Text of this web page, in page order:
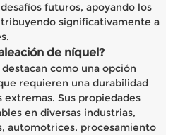
futuros, apoyando los
significativamente a
de níquel?
como una opción
requieren una durabilidad
Sus propiedades
en diversas industrias,
automotrices, procesamiento